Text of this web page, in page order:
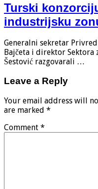
Turski
industrijsku
Generalni sekretar
Bajčeta i direktor
Šestović razgovarali …
Leave a Reply
Your email address will
are marked *
Comment *